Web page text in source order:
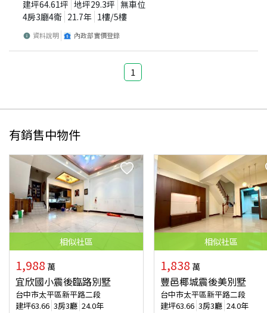
建坪64.61坪 地坪29.3坪 無車位
4房3廳4衛 21.7年 1樓/5樓
資料說明 內政部實價登錄
1
有銷售中物件
相似社區
1,988 萬
宜欣國小震後臨路別墅
台中市太平區新平路二段
建坪63.66 3房3廳 24.0年
相似社區
1,838 萬
豐邑椰城震後美別墅
台中市太平區新平路二段
建坪63.66 3房3廳 24.0年